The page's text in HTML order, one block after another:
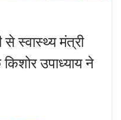
से स्वास्थ्य मंत्री
उपाध्याय ने